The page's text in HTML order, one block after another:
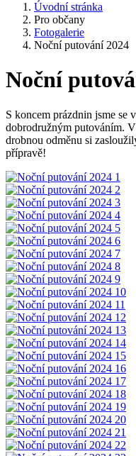
Úvodní stránka
Pro občany
Fotogalerie
Noční putování 2024
Noční
S koncem prázdnin jsme se
dobrodružným putováním.
drobnou odměnu si
přípravě!